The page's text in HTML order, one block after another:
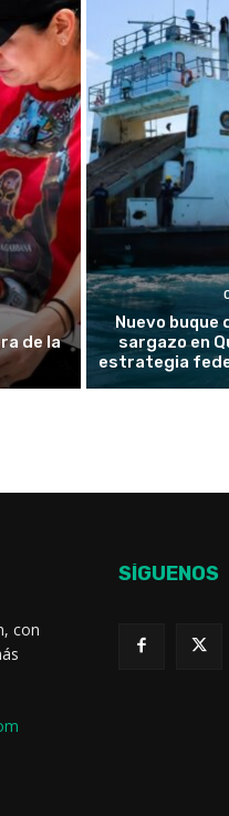
de la
Nuevo buque
sargazo en
estrategia
con
SÍGUENOS